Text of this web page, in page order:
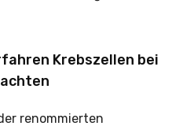
Krebszellen bei
renommierten